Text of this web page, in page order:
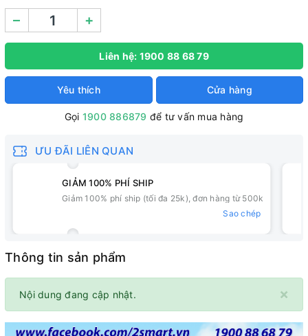
– +
Liên hệ: 1900 88 68 79
Yêu thích Cửa hàng
Gọi 1900 886879 để tư vấn mua hàng
ƯU ĐÃI LIÊN QUAN
GIẢM 100% PHÍ SHIP
Giảm 100% phí ship (tối đa 25k), đơn hàng từ 500k
Sao chép
Thông tin sản phẩm
×
Nội dung đang cập nhật.